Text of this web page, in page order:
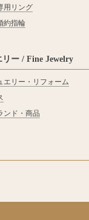
用リング
約指輪
ー / Fine Jewelry
エリー・リフォーム
ンド・商品